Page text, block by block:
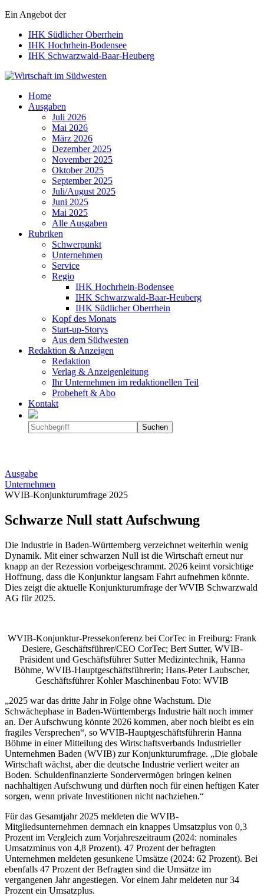
Ein Angebot der
IHK Südlicher Oberrhein
IHK Hochrhein-Bodensee
IHK Schwarzwald-Baar-Heuberg
Wirtschaft im Südwesten
Home
Ausgaben
Juli 2026
Mai 2026
März 2026
Dezember 2025
November 2025
Oktober 2025
September 2025
Juli/August 2025
Juni 2025
Mai 2025
Alle Ausgaben
Rubriken
Schwerpunkt
Unternehmen
Service
Regio
IHK Hochrhein-Bodensee
IHK Schwarzwald-Baar-Heuberg
IHK Südlicher Oberrhein
Kopf des Monats
Start-up-Storys
Aus dem Südwesten
Redaktion & Anzeigen
Redaktion
Verlag & Anzeigenleitung
Ihr Unternehmen im redaktionellen Teil
Probeheft & Abo
Kontakt
Ausgabe
Unternehmen
WVIB-Konjunkturumfrage 2025
Schwarze Null statt Aufschwung
Die Industrie in Baden-Württemberg verzeichnet weiterhin wenig
Dynamik. Mit einer schwarzen Null ist die Wirtschaft erneut nur
knapp an der Rezession vorbeigeschrammt. 2026 keimt vorsichtige
Hoffnung, dass die Konjunktur langsam Fahrt aufnehmen könnte.
Dies zeigt die aktuelle Konjunkturumfrage der WVIB Schwarzwald
AG für 2025.
WVIB-Konjunktur-Pressekonferenz bei CorTec in Freiburg: Frank
Desiere, Geschäftsführer/CEO CorTec; Bert Sutter, WVIB-
Präsident und Geschäftsführer Sutter Medizintechnik, Hanna
Böhme, WVIB-Hauptgeschäftsführerin; Hans-Peter Laubscher,
Geschäftsführer Kohler Maschinenbau Foto: WVIB
„2025 war das dritte Jahr in Folge ohne Wachstum. Die
Schwächephase in Baden-Württembergs Industrie hält noch immer
an. Der Aufschwung könnte 2026 kommen, aber noch bleibt es ein
fragiles Versprechen“, so WVIB-Hauptgeschäftsführerin Hanna
Böhme in einer Mitteilung des Wirtschaftsverbands Industrieller
Unternehmen Baden (WVIB) zur Konjunkturumfrage. „Die globale
Wirtschaft wächst, aber die deutsche Industrie verliert weiter an
Boden. Schuldenfinanzierte Sondervermögen bringen keinen
nachhaltigen Aufschwung und dürften noch für einen heftigen Kater
sorgen, wenn private Investitionen nicht nachziehen.“
Für das Gesamtjahr 2025 meldeten die WVIB-
Mitgliedsunternehmen demnach ein knappes Umsatzplus von 0,3
Prozent im Vergleich zum Vorjahreszeitraum (2024: nominales
Umsatzminus von 4,8 Prozent). 47 Prozent der befragten
Unternehmen meldeten gesunkene Umsätze (2024: 62 Prozent). Bei
ebenfalls 47 Prozent der Befragten sind die Umsätze im
vergangenen Jahr angestiegen. Vor einem Jahr meldeten nur 34
Prozent ein Umsatzplus.